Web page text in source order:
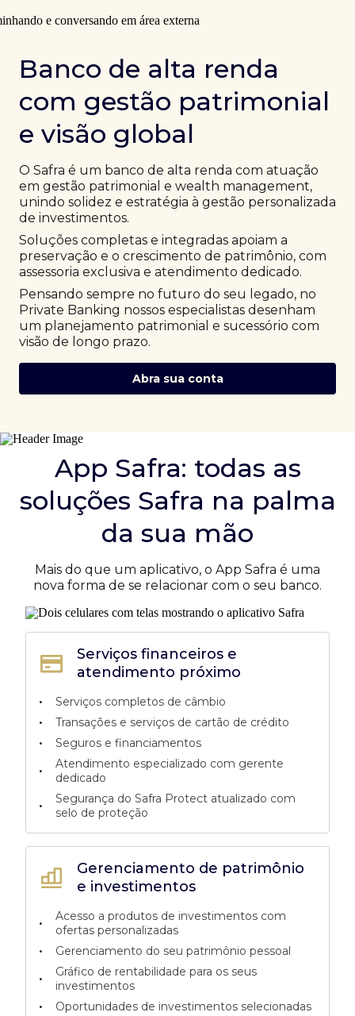
Banco de alta renda
com gestão patrimonial
e visão global
O Safra é um banco de alta renda com atuação
em gestão patrimonial e wealth management,
unindo solidez e estratégia à gestão personalizada
de investimentos.
Soluções completas e integradas apoiam a
preservação e o crescimento de patrimônio, com
assessoria exclusiva e atendimento dedicado.
Pensando sempre no futuro do seu legado, no
Private Banking nossos especialistas desenham
um planejamento patrimonial e sucessório com
visão de longo prazo.
Abra sua conta
App Safra: todas as
soluções Safra na palma
da sua mão
Mais do que um aplicativo, o App Safra é uma
nova forma de se relacionar com o seu banco.
Gerenciamento de patrimônio
e investimentos
•
Acesso a produtos de investimentos com
ofertas personalizadas
• Gerenciamento do seu patrimônio pessoal
•
Gráfico de rentabilidade para os seus
investimentos
• Oportunidades de investimentos selecionadas
Serviços financeiros e
atendimento próximo
•
Serviços completos de câmbio
• Transações e serviços de cartão de crédito
• Seguros e financiamentos
•
Atendimento especializado com gerente
dedicado
•
Segurança do Safra Protect atualizado com
selo de proteção